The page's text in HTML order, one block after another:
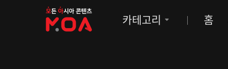
MOA
카테고리 홈